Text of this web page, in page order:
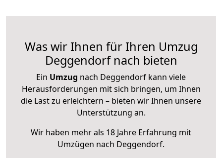
Was wir Ihnen für Ihren Umzug
Deggendorf nach bieten
Ein Umzug nach Deggendorf kann viele
Herausforderungen mit sich bringen, um Ihnen
die Last zu erleichtern – bieten wir Ihnen unsere
Unterstützung an.
Wir haben mehr als 18 Jahre Erfahrung mit
Umzügen nach Deggendorf.